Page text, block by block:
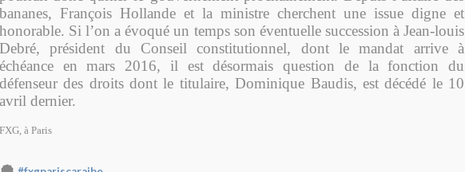
bananes, François Hollande et la ministre cherchent une issue digne et
honorable. Si l’on a évoqué un temps son éventuelle succession à Jean-louis
Debré, président du Conseil constitutionnel, dont le mandat arrive à
échéance en mars 2016, il est désormais question de la fonction du
défenseur des droits dont le titulaire, Dominique Baudis, est décédé le 10
avril dernier.
FXG, à Paris